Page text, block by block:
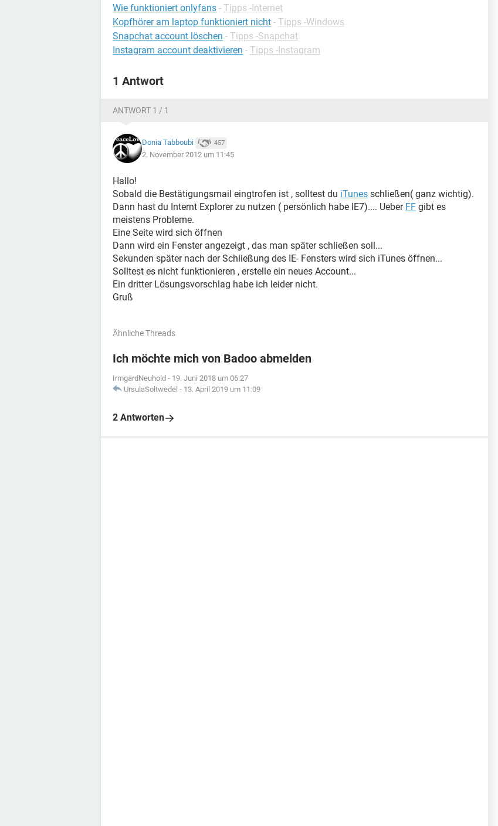
Wie funktioniert onlyfans - Tipps -Internet
Kopfhörer am laptop funktioniert nicht - Tipps -Windows
Snapchat account löschen - Tipps -Snapchat
Instagram account deaktivieren - Tipps -Instagram
1 Antwort
ANTWORT 1 / 1
Donia Tabboubi 457
2. November 2012 um 11:45
Hallo!
Sobald die Bestätigungsmail eingtrofen ist , solltest du iTunes schließen( ganz wichtig).
Dann hast du Internt Explorer zu nutzen ( persönlich habe IE7).... Ueber FF gibt es
meistens Probleme.
Eine Seite wird sich öffnen
Dann wird ein Fenster angezeigt , das man später schließen soll...
Sekunden später nach der Schließung des IE- Fensters wird sich iTunes öffnen...
Solltest es nicht funktionieren , erstelle ein neues Account...
Ein dritter Lösungsvorschlag habe ich leider nicht.
Gruß
Ähnliche Threads
Ich möchte mich von Badoo abmelden
IrmgardNeuhold - 19. Juni 2018 um 06:27
UrsulaSoltwedel - 13. April 2019 um 11:09
2 Antworten